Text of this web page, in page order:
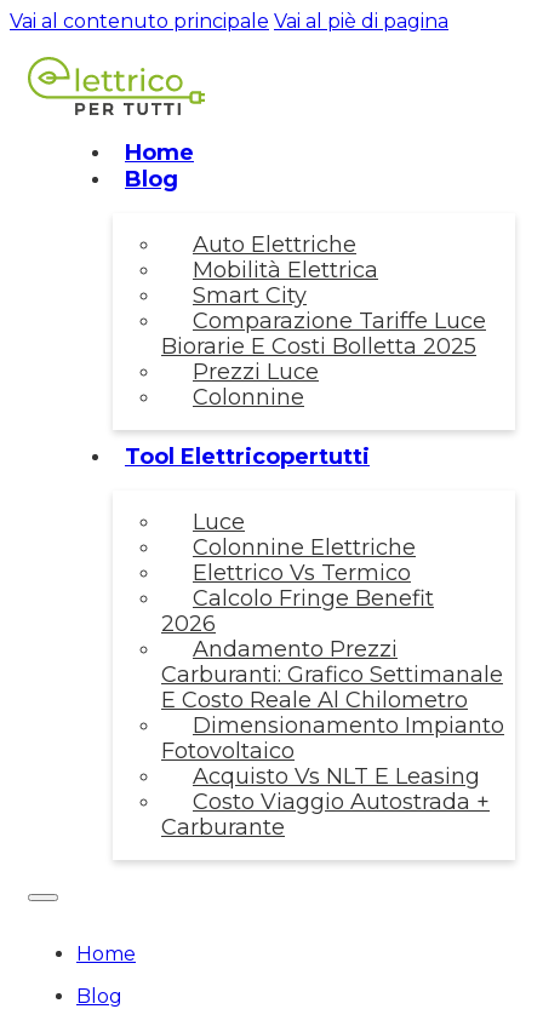
Vai al contenuto principale Vai al piè di pagina
Home
Blog
Auto Elettriche
Mobilità Elettrica
Smart City
Comparazione Tariffe Luce
Biorarie E Costi Bolletta 2025
Prezzi Luce
Colonnine
Tool Elettricopertutti
Luce
Colonnine Elettriche
Elettrico Vs Termico
Calcolo Fringe Benefit
2026
Andamento Prezzi
Carburanti: Grafico Settimanale
E Costo Reale Al Chilometro
Dimensionamento Impianto
Fotovoltaico
Acquisto Vs NLT E Leasing
Costo Viaggio Autostrada +
Carburante
Home
Blog